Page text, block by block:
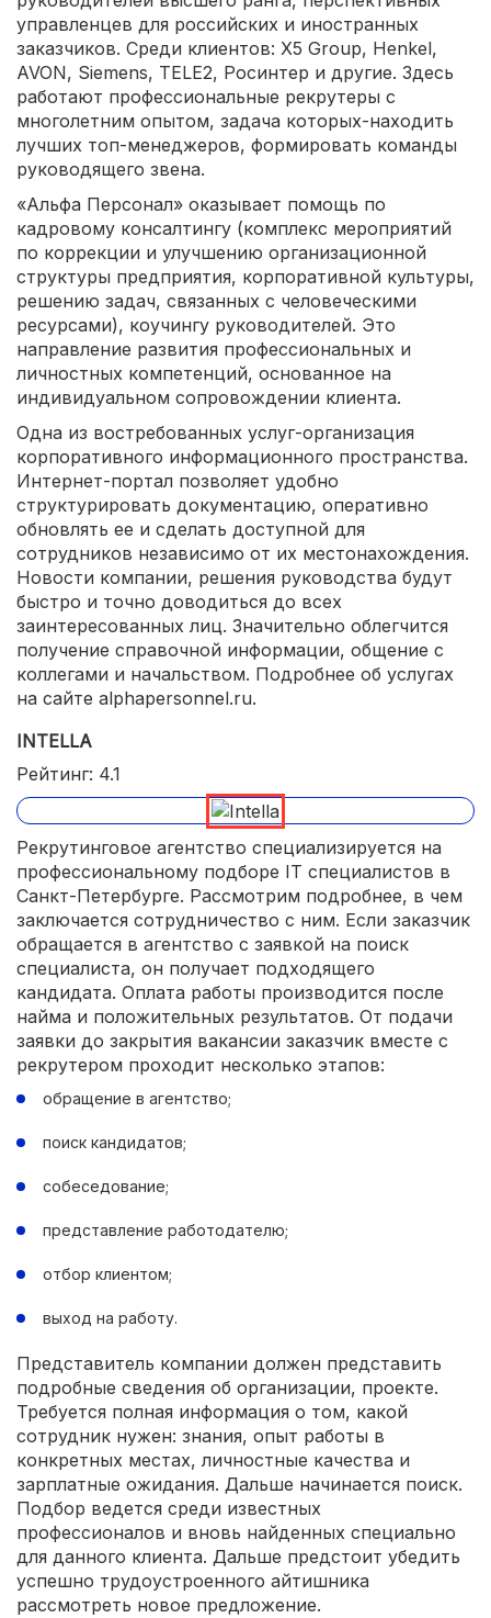
управленцев для российских и иностранных
заказчиков. Среди клиентов: X5 Group, Henkel,
AVON, Siemens, TELE2, Росинтер и другие. Здесь
работают профессиональные рекрутеры с
многолетним опытом, задача которых-находить
лучших топ-менеджеров, формировать команды
руководящего звена.
«Альфа Персонал» оказывает помощь по
кадровому консалтингу (комплекс мероприятий
по коррекции и улучшению организационной
структуры предприятия, корпоративной культуры,
решению задач, связанных с человеческими
ресурсами), коучингу руководителей. Это
направление развития профессиональных и
личностных компетенций, основанное на
индивидуальном сопровождении клиента.
Одна из востребованных услуг-организация
корпоративного информационного пространства.
Интернет-портал позволяет удобно
структурировать документацию, оперативно
обновлять ее и сделать доступной для
сотрудников независимо от их местонахождения.
Новости компании, решения руководства будут
быстро и точно доводиться до всех
заинтересованных лиц. Значительно облегчится
получение справочной информации, общение с
коллегами и начальством. Подробнее об услугах
на сайте alphapersonnel.ru.
INTELLA
Рейтинг: 4.1
Рекрутинговое агентство специализируется на
профессиональному подборе IT специалистов в
Санкт-Петербурге. Рассмотрим подробнее, в чем
заключается сотрудничество с ним. Если заказчик
обращается в агентство с заявкой на поиск
специалиста, он получает подходящего
кандидата. Оплата работы производится после
найма и положительных результатов. От подачи
заявки до закрытия вакансии заказчик вместе с
рекрутером проходит несколько этапов:
обращение в агентство;
поиск кандидатов;
собеседование;
представление работодателю;
отбор клиентом;
выход на работу.
Представитель компании должен представить
подробные сведения об организации, проекте.
Требуется полная информация о том, какой
сотрудник нужен: знания, опыт работы в
конкретных местах, личностные качества и
зарплатные ожидания. Дальше начинается поиск.
Подбор ведется среди известных
профессионалов и вновь найденных специально
для данного клиента. Дальше предстоит убедить
успешно трудоустроенного айтишника
рассмотреть новое предложение.